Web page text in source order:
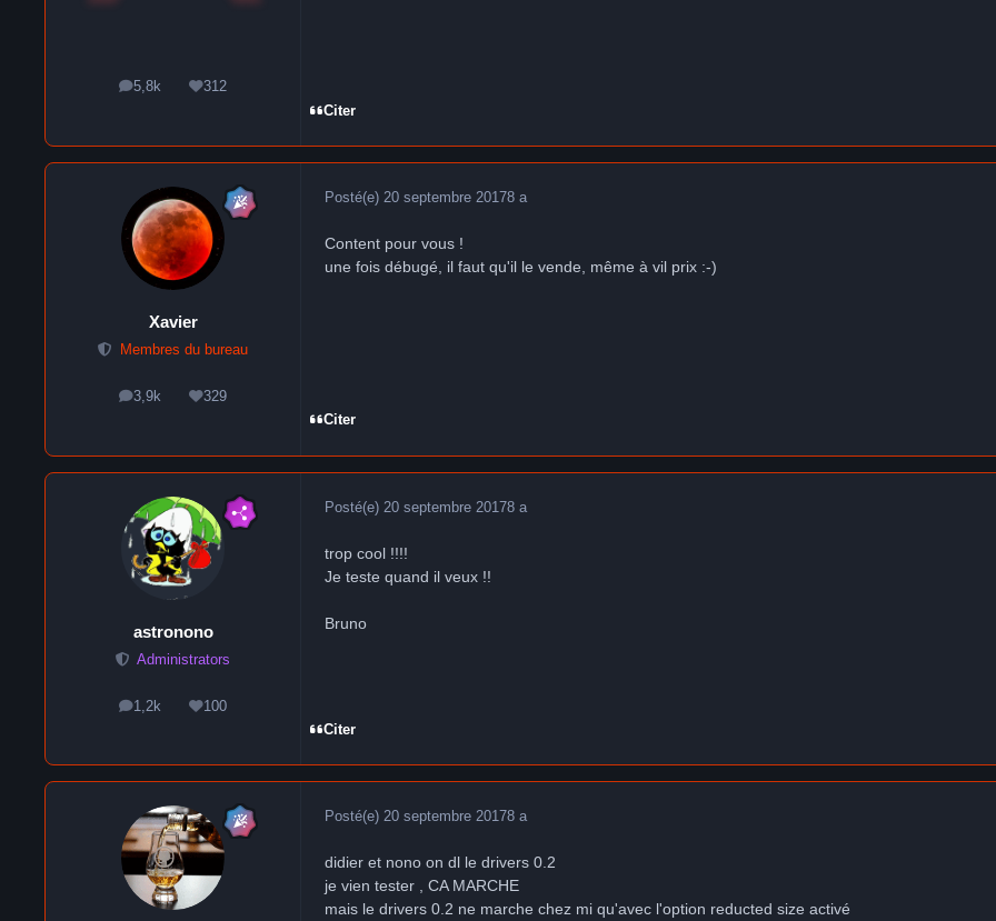
5,8k
messages312
Réputation
Citer
Xavier
Membres du bureau
3,9k
messages329
Réputation
Posté(e) 20 septembre 20178 a
Content pour vous !
une fois débugé, il faut qu'il le vende, même à vil prix :-)
Citer
astronono
Administrators
1,2k
messages100
Réputation
Posté(e) 20 septembre 20178 a
trop cool !!!!
Je teste quand il veux !!
Bruno
Citer
Posté(e) 20 septembre 20178 a
didier et nono on dl le drivers 0.2
je vien tester , CA MARCHE
mais le drivers 0.2 ne marche chez mi qu'avec l'option reducted size activé